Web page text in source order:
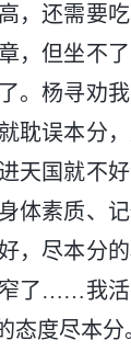
，还需要
，但坐不
。杨寻劝
耽误本分
天国就不
体素质、
，尽本分
了……我
度尽本